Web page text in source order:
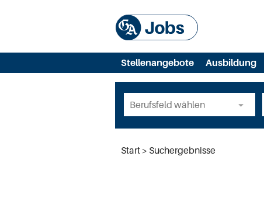
Stellenangebote Ausbildung
Start Suchergebnisse